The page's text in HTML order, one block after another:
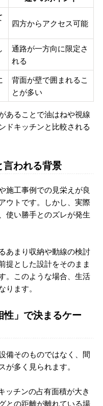
四方からアクセス可能
通路が一方向に限定さ
れる
背面が壁で囲まれるこ
とが多い
あることで油はねや視線
ドキッチンと比較される
言われる背景
施工事例での見栄えが良
ウトです。しかし、実際
使い勝手とのズレが発生
あまり収納や動線の検討
提とした設計をそのまま
。このような場合、生活
ります。
」で決まるケー
備そのものではなく、間
が多く見られます。
ッチンの占有面積が大き
との距離が離れている場